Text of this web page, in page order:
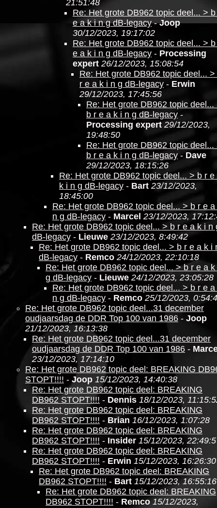
21:51:48
Re: Het grote DB962 topic deel... >
e a k i n g dB-legacy-Joop
30/12/2023, 19:17:02
Re: Het grote DB962 topic deel... >
e a k i n g dB-legacy - Processing
expert 26/12/2023, 15:08:54
Re: Het grote DB962 topic deel... >
r e a k i n g dB-legacy - Erwin
29/12/2023, 17:45:56
Re: Het grote DB962 topic deel...
b r e a k i n g dB-legacy -
Processing expert 29/12/2023,
19:48:50
Re: Het grote DB962 topic deel...
b r e a k i n g dB-legacy - Dave
29/12/2023, 18:15:26
Re: Het grote DB962 topic deel... > b r e
k i n g dB-legacy - Bart 23/12/2023,
18:45:00
Re: Het grote DB962 topic deel... > b r e a
n g dB-legacy - Marcel 23/12/2023,
Re: Het grote DB962 topic deel... > b r e a k i n
dB-legacy - Lieuwe 23/12/2023, 8:49:42
Re: Het grote DB962 topic deel... > b r e a k i
dB-legacy - Remco 24/12/2023, 22:10:18
Re: Het grote DB962 topic deel... > b r e a k
g dB-legacy - Lieuwe 24/12/2023, 23:05:28
Re: Het grote DB962 topic deel... > b r e a
n g dB-legacy - Remco 25/12/2023,
Re: Het grote DB962 topic deel...31 december
oudjaarsdag de DDR Top 100 van 1986 - Joop
21/12/2023, 16:13:38
Re: Het grote DB962 topic deel...31 december
oudjaarsdag de DDR Top 100 van 1986 -
23/12/2023, 17:14:10
Re: Het grote DB962 topic deel: BREAKING
STOPT!!!! - Joop 15/12/2023, 14:40:38
Re: Het grote DB962 topic deel: BREAKING
DB962 STOPT!!!! - Dennis 18/12/2023,
Re: Het grote DB962 topic deel: BREAKING
DB962 STOPT!!!! - Brian 16/12/2023, 1:07:28
Re: Het grote DB962 topic deel: BREAKING
DB962 STOPT!!!! - Insider 15/12/2023,
Re: Het grote DB962 topic deel: BREAKING
DB962 STOPT!!!! - Erwin 15/12/2023, 16:26:30
Re: Het grote DB962 topic deel: BREAKING
DB962 STOPT!!!! - Bart 15/12/2023, 16:55:16
Re: Het grote DB962 topic deel: BREAKING
DB962 STOPT!!!! - Remco 15/12/2023,